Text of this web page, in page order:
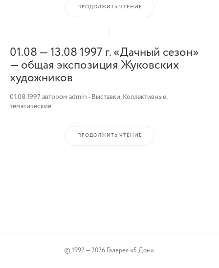
ПРОДОЛЖИТЬ ЧТЕНИЕ
01.08 — 13.08 1997 г. «Дачный сезон»
— общая экспозиция Жуковских
художников
01.08.1997автором admin -Выставки,Коллективные,
тематические
ПРОДОЛЖИТЬ ЧТЕНИЕ
© 1992 — 2026 Галерея «5 Дом».